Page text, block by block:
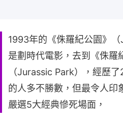
1993年的《侏羅紀公園》
是劃時代電影，去到《侏羅
（Jurassic Park），經歷
的人多不勝數，但最令人印
嚴選5大經典慘死場面，